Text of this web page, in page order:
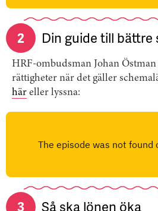
2 Din guide till bättre
HRF-ombudsman Johan
rättigheter när det gäller
här eller lyssna:
3 Så ska lönen öka